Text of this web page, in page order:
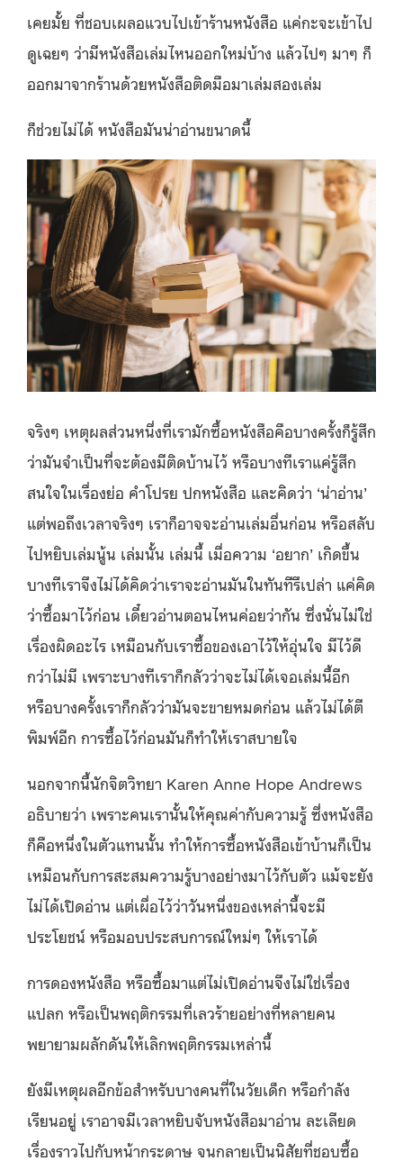
เคยมั้ย ที่ชอบเผลอแวบไปเข้าร้านหนังสือ แค่กะจะเข้าไป
ดูเฉยๆ ว่ามีหนังสือเล่มไหนออกใหม่บ้าง แล้วไปๆ มาๆ ก็
ออกมาจากร้านด้วยหนังสือติดมือมาเล่มสองเล่ม
ก็ช่วยไม่ได้ หนังสือมันน่าอ่านขนาดนี้
จริงๆ เหตุผลส่วนหนึ่งที่เรามักซื้อหนังสือคือบางครั้งก็รู้สึก
ว่ามันจำเป็นที่จะต้องมีติดบ้านไว้ หรือบางทีเราแค่รู้สึก
สนใจในเรื่องย่อ คำโปรย ปกหนังสือ และคิดว่า ‘น่าอ่าน’
แต่พอถึงเวลาจริงๆ เราก็อาจจะอ่านเล่มอื่นก่อน หรือสลับ
ไปหยิบเล่มนู้น เล่มนั้น เล่มนี้ เมื่อความ ‘อยาก’ เกิดขึ้น
บางทีเราจึงไม่ได้คิดว่าเราจะอ่านมันในทันทีรึเปล่า แค่คิด
ว่าซื้อมาไว้ก่อน เดี๋ยวอ่านตอนไหนค่อยว่ากัน ซึ่งนั่นไม่ใช่
เรื่องผิดอะไร เหมือนกับเราซื้อของเอาไว้ให้อุ่นใจ มีไว้ดี
กว่าไม่มี เพราะบางทีเราก็กลัวว่าจะไม่ได้เจอเล่มนี้อีก
หรือบางครั้งเราก็กลัวว่ามันจะขายหมดก่อน แล้วไม่ได้ตี
พิมพ์อีก การซื้อไว้ก่อนมันก็ทำให้เราสบายใจ
นอกจากนี้นักจิตวิทยา Karen Anne Hope Andrews
อธิบายว่า เพราะคนเรานั้นให้คุณค่ากับความรู้ ซึ่งหนังสือ
ก็คือหนึ่งในตัวแทนนั้น ทำให้การซื้อหนังสือเข้าบ้านก็เป็น
เหมือนกับการสะสมความรู้บางอย่างมาไว้กับตัว แม้จะยัง
ไม่ได้เปิดอ่าน แต่เผื่อไว้ว่าวันหนึ่งของเหล่านี้จะมี
ประโยชน์ หรือมอบประสบการณ์ใหม่ๆ ให้เราได้
การดองหนังสือ หรือซื้อมาแต่ไม่เปิดอ่านจึงไม่ใช่เรื่อง
แปลก หรือเป็นพฤติกรรมที่เลวร้ายอย่างที่หลายคน
พยายามผลักดันให้เลิกพฤติกรรมเหล่านี้
ยังมีเหตุผลอีกข้อสำหรับบางคนที่ในวัยเด็ก หรือกำลัง
เรียนอยู่ เราอาจมีเวลาหยิบจับหนังสือมาอ่าน ละเลียด
เรื่องราวไปกับหน้ากระดาษ จนกลายเป็นนิสัยที่ชอบซื้อ